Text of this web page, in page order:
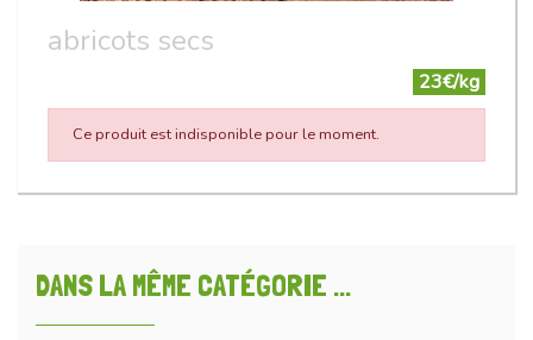
abricots secs
23€/kg
Ce produit est indisponible pour le moment.
DANS LA MÊME CATÉGORIE ...